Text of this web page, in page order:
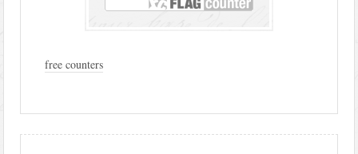
free counters